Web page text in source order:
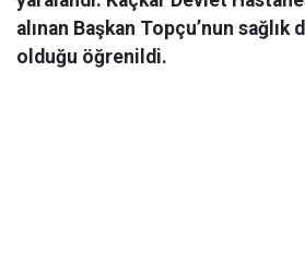
alınan Başkan Topçu’nun sağlık
olduğu öğrenildi.